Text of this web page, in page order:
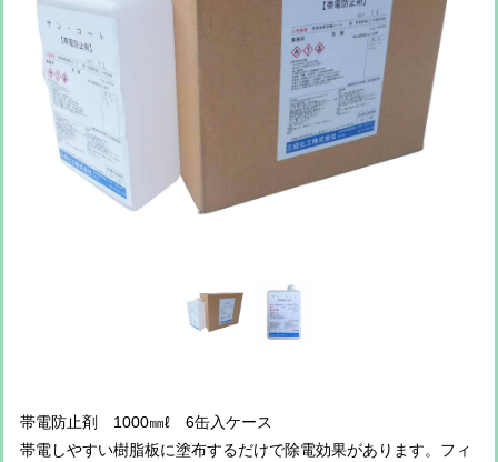
帯電防止剤 1000㎜ℓ 6缶入ケース
帯電しやすい樹脂板に塗布するだけで除電効果があります。フィ